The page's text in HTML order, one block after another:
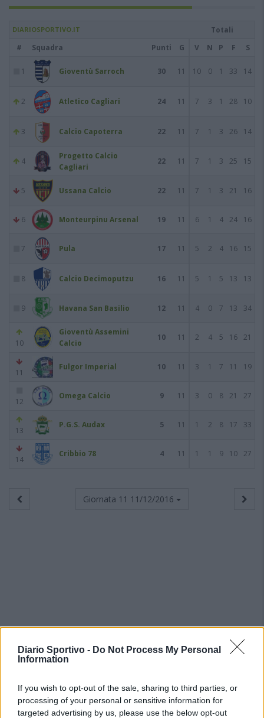
Diario Sportivo - Do Not Process My Personal
Information
If you wish to opt-out of the sale, sharing to third parties, or
processing of your personal or sensitive information for
targeted advertising by us, please use the below opt-out
DIARIOSPORTIVO.IT
Totali
#
Squadra Punti G V N P F S
1 Gioventù Sarroch 30 11 10 0 1 33 14
2 Atletico Cagliari 24 11 7 3 1 28 10
3 Calcio Capoterra 22 11 7 1 3 26 14
4
Progetto Calcio
Cagliari
22 11 7 1 3 25 15
5 Ussana Calcio 22 11 7 1 3 21 16
6 Monteurpinu Arsenal 19 11 6 1 4 24 16
7 Pula 17 11 5 2 4 16 15
8 Calcio Decimoputzu 16 11 5 1 5 13 13
9 Havana San Basilio 12 11 4 0 7 13 34
10
Gioventù Assemini
Calcio
10 11 2 4 5 16 21
11
Fulgor Imperial 10 11 3 1 7 11 19
12
Omega Calcio 9 11 3 0 8 21 27
13
P.G.S. Audax 5 11 1 2 8 17 33
14
Cribbio 78 4 11 1 1 9 10 27
Giornata 11 11/12/2016